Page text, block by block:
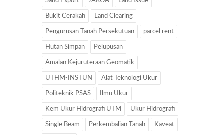
Bukit Cerakah Land Clearing
Pengurusan Tanah Persekutuan parcel rent
Hutan Simpan Pelupusan
Amalan Kejuruteraan Geomatik
UTHM-INSTUN Alat Teknologi Ukur
Politeknik PSAS Ilmu Ukur
Kem Ukur Hidrografi UTM Ukur Hidrografi
Single Beam Perkembalian Tanah Kaveat